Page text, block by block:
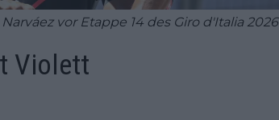
vor Etappe 14 des Giro d'Italia 2026
Violett